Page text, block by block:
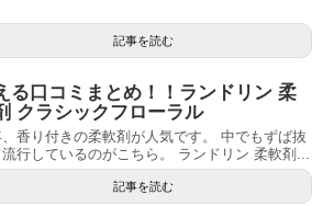
記事を読む
る口コミまとめ！！ランドリン 柔
クラシックフローラル
香り付きの柔軟剤が人気です。 中でもずば抜
行しているのがこちら。 ランドリン 柔軟剤...
記事を読む